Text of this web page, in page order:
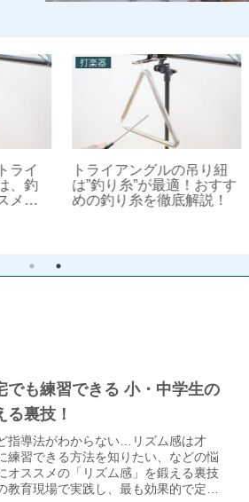
イ
の
打楽器
トライアングルの吊り紐
は”釣り糸”が最適！おすす
めの釣り糸を徹底解説！
も練習できる 小・中学生の
裏技！
指導法がわからない…リズム感は才
練習できる方法を知りたい、などの悩
オススメの「リズム感」を鍛える裏技
教育現場で実践し、最も効果的で定着